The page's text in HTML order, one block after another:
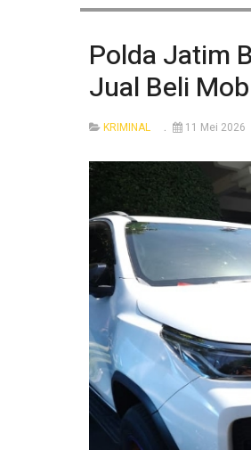
Polda Jatim
Jual Beli
KRIMINAL 11 Mei 2026